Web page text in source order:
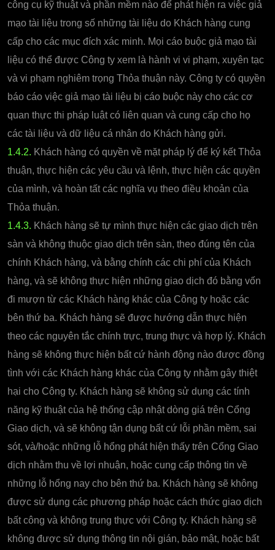
công cụ kỹ thuật và phần mềm nào để phát hiện ra việc giả
mạo tài liệu trong số những tài liệu do Khách hàng cung
cấp cho các mục đích xác minh. Mọi cáo buộc giả mạo tài
liệu có thể được Công ty xem là hành vi vi phạm, xuyên tạc
và vi phạm nghiêm trọng Thỏa thuận này. Công ty có quyền
báo cáo việc giả mạo tài liệu bị cáo buộc này cho các cơ
quan thực thi pháp luật có liên quan và cung cấp cho họ
các tài liệu và dữ liệu cá nhân do Khách hàng gửi.
1.4.2. Khách hàng có quyền về mặt pháp lý để ký kết Thỏa
thuận, thực hiện các yêu cầu và lệnh, thực hiện các quyền
của mình, và hoàn tất các nghĩa vụ theo điều khoản của
Thỏa thuận.
1.4.3. Khách hàng sẽ tự mình thực hiện các giao dịch trên
sàn và không thuộc giao dịch trên sàn, theo đúng tên của
chính Khách hàng, và bằng chính các chi phí của Khách
hàng, và sẽ không thực hiện những giao dịch đó bằng vốn
đi mượn từ các Khách hàng khác của Công ty hoặc các
bên thứ ba. Khách hàng sẽ được hướng dẫn thực hiện
theo các nguyên tắc chính trực, trung thực và hợp lý. Khách
hàng sẽ không thực hiện bất cứ hành động nào được đồng
tình với các Khách hàng khác của Công ty nhằm gây thiệt
hại cho Công ty. Khách hàng sẽ không sử dụng các tính
năng kỹ thuật của hệ thống cập nhật dòng giá trên Cổng
Giao dịch, và sẽ không tận dụng bất cứ lỗi phần mềm, sai
sót, và/hoặc những lỗ hổng phát hiện thấy trên Cổng Giao
dịch nhằm thu về lợi nhuận, hoặc cung cấp thông tin về
những lỗ hổng nay cho bên thứ ba. Khách hàng sẽ không
được sử dụng các phương pháp hoặc cách thức giao dịch
bất công và không trung thực với Công ty. Khách hàng sẽ
không được sử dụng thông tin nội gián, bảo mật, hoặc bất